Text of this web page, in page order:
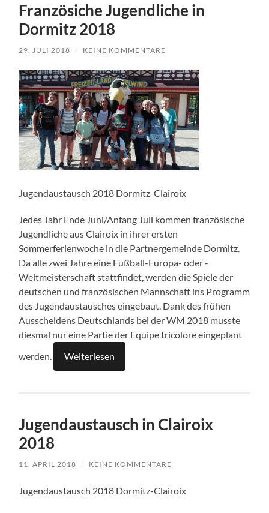
Französiche Jugendliche in
Dormitz 2018
29. JULI 2018 / KEINE KOMMENTARE
Jugendaustausch 2018 Dormitz-Clairoix
Jedes Jahr Ende Juni/Anfang Juli kommen französische
Jugendliche aus Clairoix in ihrer ersten
Sommerferienwoche in die Partnergemeinde Dormitz.
Da alle zwei Jahre eine Fußball-Europa- oder -
Weltmeisterschaft stattfindet, werden die Spiele der
deutschen und französischen Mannschaft ins Programm
des Jugendaustausches eingebaut. Dank des frühen
Ausscheidens Deutschlands bei der WM 2018 musste
diesmal nur eine Partie der Equipe tricolore eingeplant
werden.
Weiterlesen
Jugendaustausch in Clairoix
2018
11. APRIL 2018 / KEINE KOMMENTARE
Jugendaustausch 2018 Dormitz-Clairoix